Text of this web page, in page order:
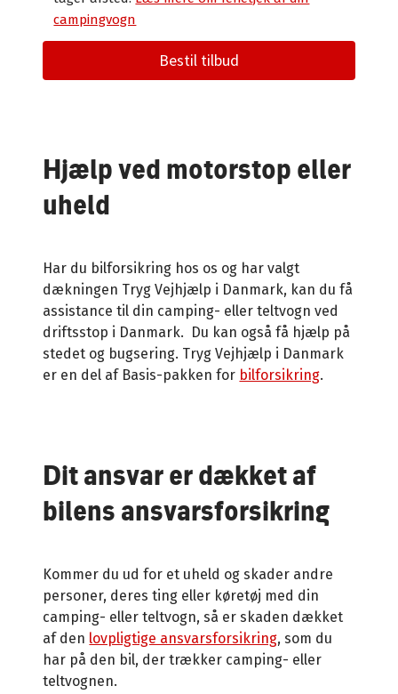
campingvogn
Bestil tilbud
Hjælp ved motorstop eller
uheld
Har du bilforsikring hos os og har valgt
dækningen Tryg Vejhjælp i Danmark, kan du få
assistance til din camping- eller teltvogn ved
driftsstop i Danmark. Du kan også få hjælp på
stedet og bugsering. Tryg Vejhjælp i Danmark
er en del af Basis-pakken for bilforsikring.
Dit ansvar er dækket af
bilens ansvarsforsikring
Kommer du ud for et uheld og skader andre
personer, deres ting eller køretøj med din
camping- eller teltvogn, så er skaden dækket
af den lovpligtige ansvarsforsikring, som du
har på den bil, der trækker camping- eller
teltvognen.